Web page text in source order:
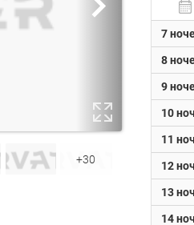
+30
7
8
9
10
11
12
13
14